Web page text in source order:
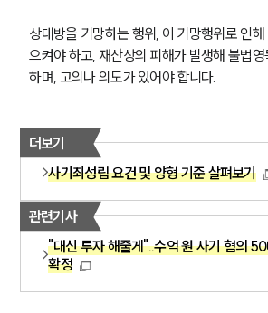
상대방을 기망하는 행위, 이 기망행위로 인
으켜야 하고, 재산상의 피해가 발생해 불법
하며, 고의나 의도가 있어야 합니다.
더보기
사기죄성립 요건 및 양형 기준 살펴보기
관련기사
"대신 투자 해줄게"..수억 원 사기 혐의
확정